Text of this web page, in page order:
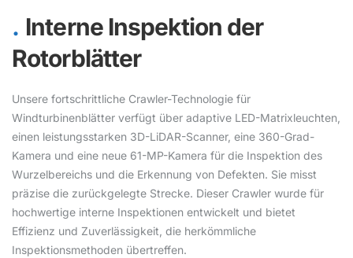
Interne Inspektion der
Rotorblätter
Unsere fortschrittliche Crawler-Technologie für
Windturbinenblätter verfügt über adaptive LED-Matrixleuchten,
einen leistungsstarken 3D-LiDAR-Scanner, eine 360-Grad-
Kamera und eine neue 61-MP-Kamera für die Inspektion des
Wurzelbereichs und die Erkennung von Defekten. Sie misst
präzise die zurückgelegte Strecke. Dieser Crawler wurde für
hochwertige interne Inspektionen entwickelt und bietet
Effizienz und Zuverlässigkeit, die herkömmliche
Inspektionsmethoden übertreffen.